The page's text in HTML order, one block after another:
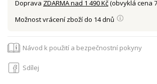
Doprava ZDARMA nad 1 490 Kč(obvyklá cena
Možnost vrácení zboží do 14 dnů
Návod k použití a bezpečnostní pokyny
Sdílej